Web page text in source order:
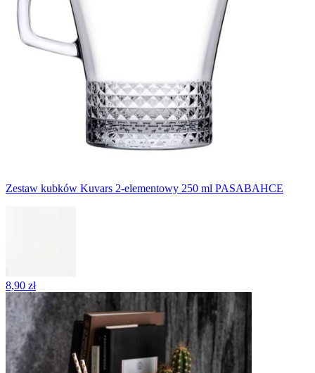
Zestaw kubków Kuvars 2-elementowy 250 ml PASABAHCE
8,90 zł